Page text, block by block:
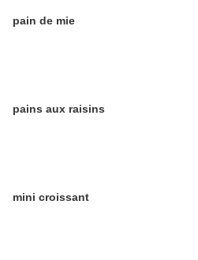
pain de mie
pains aux raisins
mini croissant